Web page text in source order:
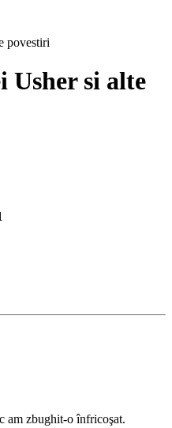
povestiri
Usher si alte
am zbughit-o înfricoşat.